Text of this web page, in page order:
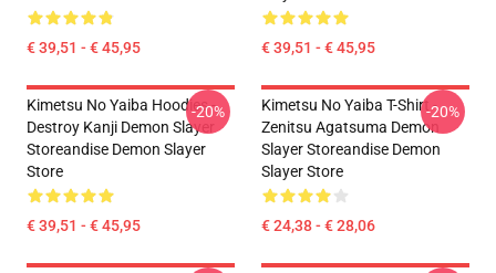
€ 39,51 - € 45,95 € 39,51 - € 45,95
Kimetsu No Yaiba Hoodies -
Destroy Kanji Demon Slayer
Storeandise Demon Slayer
Store
€ 39,51 - € 45,95
-20%
Kimetsu No Yaiba T-Shirt -
Zenitsu Agatsuma Demon
Slayer Storeandise Demon
Slayer Store
€ 24,38 - € 28,06
-20%